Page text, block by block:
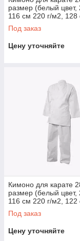
размер (белый цвет,
116 см 220 г/м2, 128
Хлопок, Кимоно,
Под заказ
Цену уточняйте
Кимоно для карате
размер (белый цвет,
116 см 220 г/м2, 122
Хлопок, Кимоно,
Под заказ
Цену уточняйте